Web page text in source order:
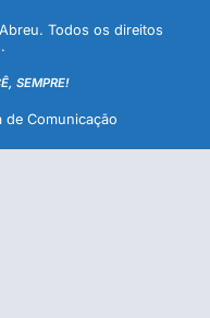
Todos os direitos
SEMPRE!
de Comunicação